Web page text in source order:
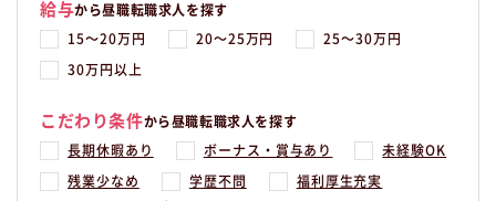
給与から昼職転職求人を探す
15〜20万円 20〜25万円 25〜30万円
30万円以上
こだわり条件から昼職転職求人を探す
長期休暇あり ボーナス・賞与あり 未経験OK
残業少なめ 学歴不問 福利厚生充実